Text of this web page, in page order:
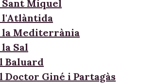
Miquel
l'Atlàntida
la Mediterrània
Sal
Baluard
Doctor Giné i Partagàs